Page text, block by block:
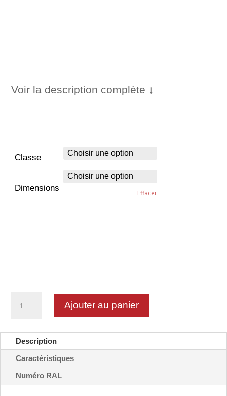
Voir la description complète ↓
Classe
Dimensions
Effacer
de
aux
véhicules
de
transport
B9f
Ajouter au panier
Description
Caractéristiques
Numéro RAL